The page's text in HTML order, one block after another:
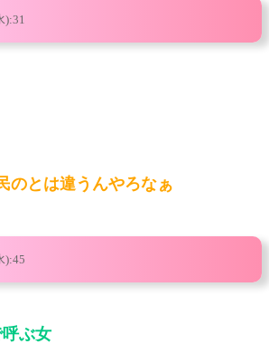
):31
のとは違うんやろなぁ
):45
ぶ女